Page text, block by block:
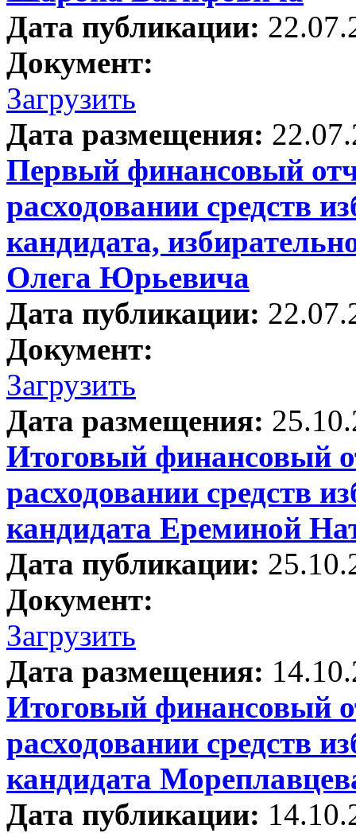
Дата публикации:
Документ:
Загрузить
Дата размещения:
Первый финансовый
расходовании средств
кандидата,
Олега Юрьевича
Дата публикации:
Документ:
Загрузить
Дата размещения:
Итоговый финансовый
расходовании средств
кандидата Ереминой
Дата публикации:
Документ:
Загрузить
Дата размещения:
Итоговый финансовый
расходовании средств
кандидата
Дата публикации: